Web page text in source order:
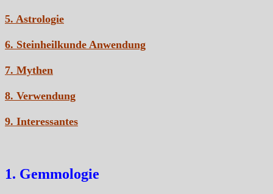
5. Astrologie
6. Steinheilkunde Anwendung
7. Mythen
8. Verwendung
9. Interessantes
1. Gemmologie